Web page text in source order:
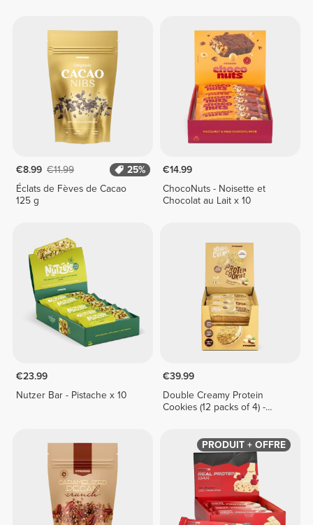
€8.99 €11.99
25%
Éclats de Fèves de Cacao
125 g
€14.99
ChocoNuts - Noisette et
Chocolat au Lait x 10
€23.99
Nutzer Bar - Pistache x 10
€39.99
Double Creamy Protein
Cookies (12 packs of 4) -
PRODUIT + OFFRE